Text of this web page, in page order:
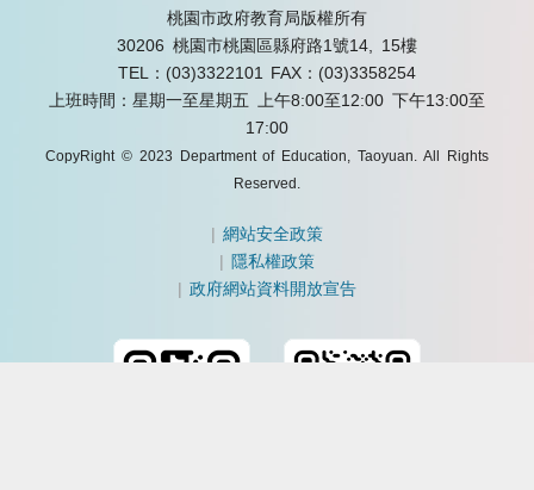
桃園市政府教育局版權所有
30206 桃園市桃園區縣府路1號14, 15樓
TEL：(03)3322101
FAX：(03)3358254
上班時間：星期一至星期五 上午8:00至12:00 下午13:00至
17:00
CopyRight © 2023 Department of Education, Taoyuan. All Rights
Reserved.
|網站安全政策
| 隱私權政策
|政府網站資料開放宣告